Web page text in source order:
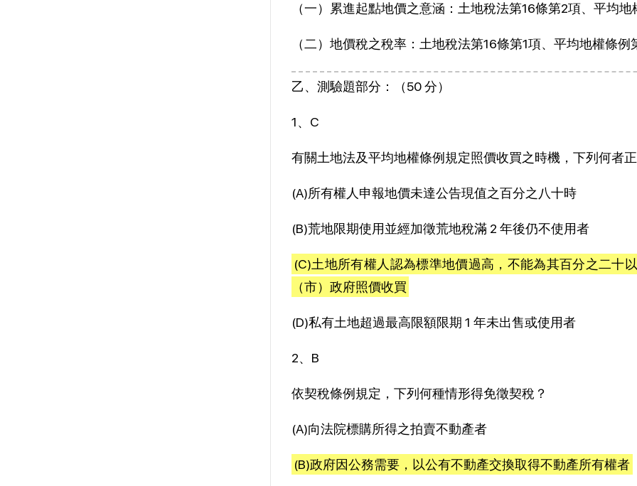
（一）累進起點地價之意涵：土地稅法第16條第2項、平均地
（二）地價稅之稅率：土地稅法第16條第1項、平均地權條例
乙、測驗題部分：（50 分）
1、C
有關土地法及平均地權條例規定照價收買之時機，下列何者
(A)所有權人申報地價未達公告現值之百分之八十時
(B)荒地限期使用並經加徵荒地稅滿 2 年後仍不使用者
(C)土地所有權人認為標準地價過高，不能為其百分之二十
（市）政府照價收買
(D)私有土地超過最高限額限期 1 年未出售或使用者
2、B
依契稅條例規定，下列何種情形得免徵契稅？
(A)向法院標購所得之拍賣不動產者
(B)政府因公務需要，以公有不動產交換取得不動產所有權者